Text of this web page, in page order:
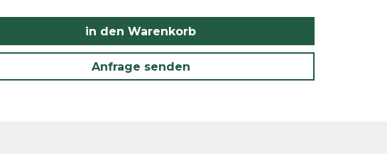
in den Warenkorb
Anfrage senden